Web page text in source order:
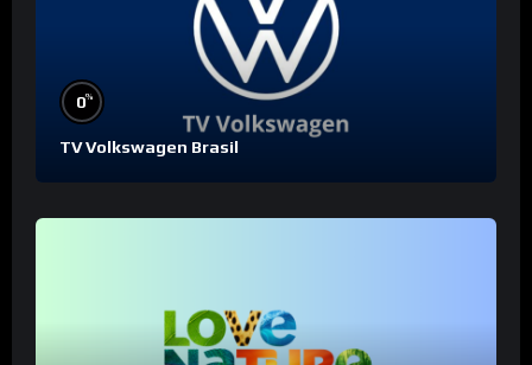
0%
TV Volkswagen Brasil